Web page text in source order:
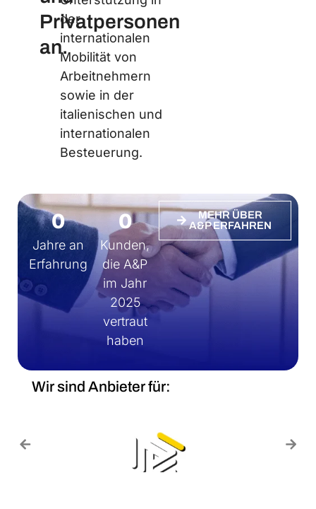
Privatpersonen
an.
der
internationalen
Mobilität von
Arbeitnehmern
sowie in der
italienischen und
internationalen
Besteuerung.
Jahre an
Erfahrung
0
Kunden,
die A&P
im Jahr
2025
vertraut
haben
0
MEHR ÜBER
A&P ERFAHREN
Wir sind Anbieter für: